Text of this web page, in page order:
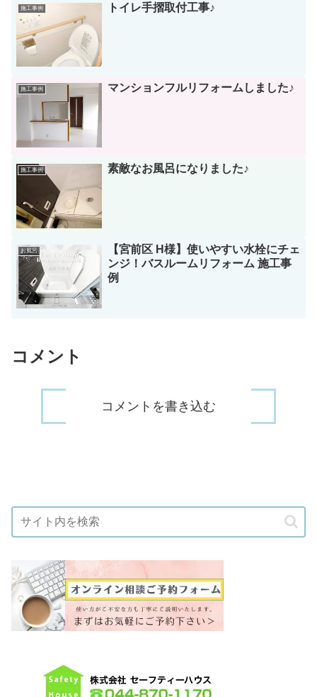
施工事例 トイレ手摺取付工事♪
施工事例 マンションフルリフォームしました♪
施工事例 素敵なお風呂になりました♪
お風呂
【宮前区 H様】使いやすい水栓にチェ
ンジ！バスルームリフォーム 施工事
例
コメント
コメントを書き込む